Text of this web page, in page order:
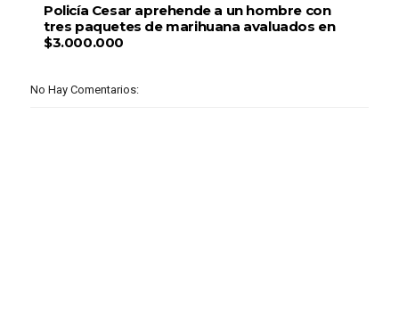
Policía Cesar aprehende a un hombre con
tres paquetes de marihuana avaluados en
$3.000.000
No Hay Comentarios: